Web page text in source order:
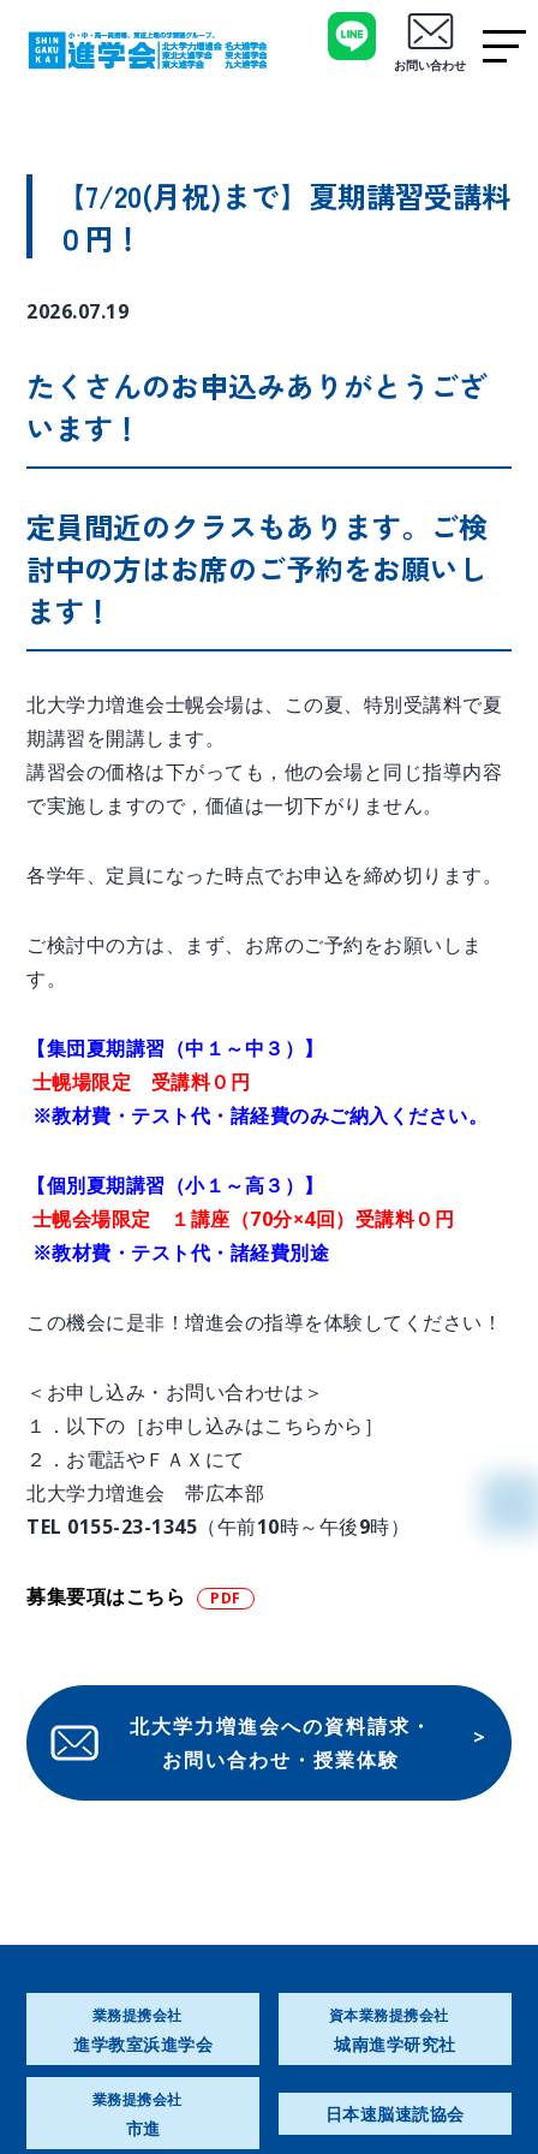
お問い合わせ
【7/20(月祝)まで】夏期講習受講料
０円！
2026.07.19
たくさんのお申込みありがとうござ
います！
定員間近のクラスもあります。ご検
討中の方はお席のご予約をお願いし
ます！
北大学力増進会士幌会場は、この夏、特別受講料で夏
期講習を開講します。
講習会の価格は下がっても，他の会場と同じ指導内容
で実施しますので，価値は一切下がりません。
各学年、定員になった時点でお申込を締め切ります。
ご検討中の方は、まず、お席のご予約をお願いしま
す。
【集団夏期講習（中１～中３）】
士幌場限定 受講料０円
※教材費・テスト代・諸経費のみご納入ください。
【個別夏期講習（小１～高３）】
士幌会場限定 １講座（70分×4回）受講料０円
※教材費・テスト代・諸経費別途
この機会に是非！増進会の指導を体験してください！
＜お申し込み・お問い合わせは＞
１．以下の［お申し込みはこちらから］
２．お電話やＦＡＸにて
北大学力増進会 帯広本部
TEL 0155-23-1345（午前10時～午後9時）
募集要項はこちら
北大学力増進会への資料請求・
お問い合わせ・授業体験
業務提携会社
進学教室浜進学会
資本業務提携会社
城南進学研究社
業務提携会社
市進
日本速脳速読協会